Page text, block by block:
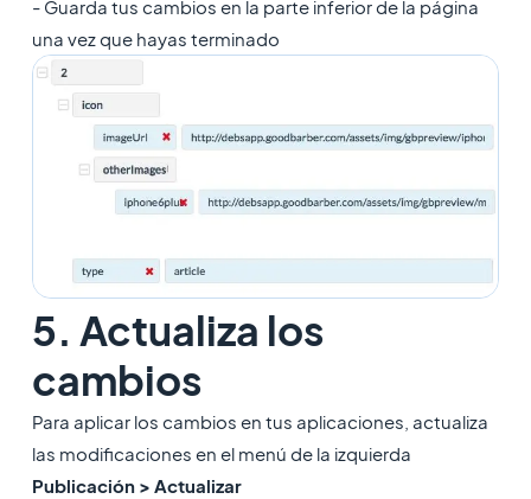
- Guarda tus cambios en la parte inferior de la página
una vez que hayas terminado
5. Actualiza los
cambios
Para aplicar los cambios en tus aplicaciones, actualiza
las modificaciones en el menú de la izquierda
Publicación > Actualizar